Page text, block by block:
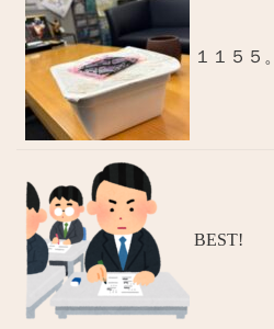
１１５５。
BEST!